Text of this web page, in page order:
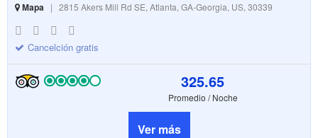
Mapa | 2815 Akers Mill Rd SE, Atlanta, GA-Georgia, US, 30339
Cancelción gratis
325.65
Promedio / Noche
Ver más